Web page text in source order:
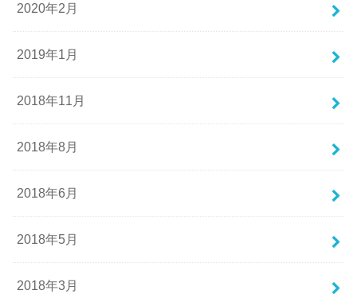
2020年2月
2019年1月
2018年11月
2018年8月
2018年6月
2018年5月
2018年3月